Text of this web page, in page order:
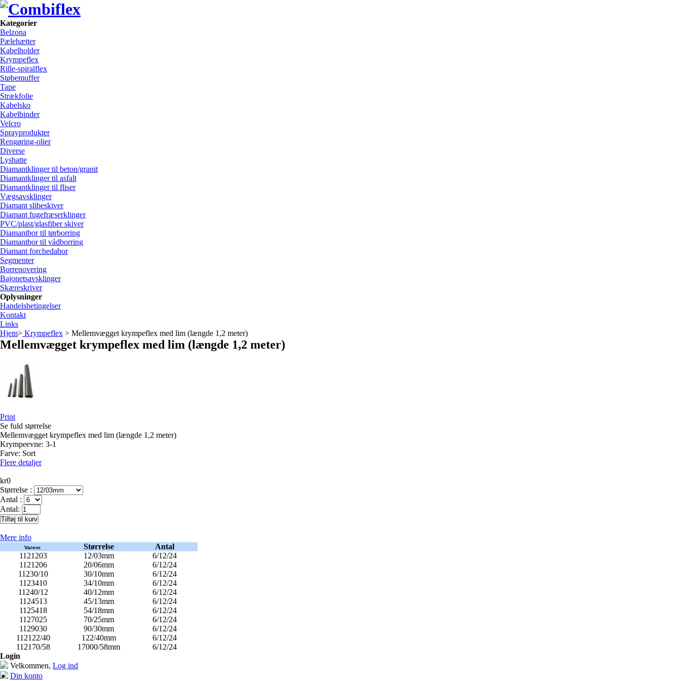
Kategorier
Belzona
Pælehætter
Kabelholder
Krympeflex
Rille-spiralflex
Støbemuffer
Tape
Strækfolie
Kabelsko
Kabelbinder
Velcro
Sprayprodukter
Rengøring-olier
Diverse
Lyshatte
Diamantklinger til beton/granit
Diamantklinger til asfalt
Diamantklinger til fliser
Vægsavsklinger
Diamant slibeskiver
Diamant fugefræserklinger
PVC/plast/glasfiber skiver
Diamantbor til tørborring
Diamantbor til vådborring
Diamant forchedabor
Segmenter
Borrenovering
Bajonetsavsklinger
Skæreskriver
Oplysninger
Handelsbetingelser
Kontakt
Links
Hjem> Krympeflex > Mellemvægget krympeflex med lim (længde 1,2 meter)
Mellemvægget krympeflex med lim (længde 1,2 meter)
Print
Se fuld størrelse
Mellemvægget krympeflex med lim (længde 1,2 meter)
Krympeevne: 3-1
Farve: Sort
Flere detaljer
kr0
Størrelse :
Antal :
Antal:
Mere info
Varenr. Størrelse
Antal
1121203
12/03mm
6/12/24
1121206
20/06mm
6/12/24
11230/10
30/10mm
6/12/24
1123410
34/10mm
6/12/24
11240/12
40/12mm
6/12/24
1124513
45/13mm
6/12/24
1125418
54/18mm
6/12/24
1127025
70/25mm
6/12/24
1129030
90/30mm
6/12/24
112122/40
122/40mm
6/12/24
112170/58
17000/58mm
6/12/24
Login
Velkommen, Log ind
Din konto